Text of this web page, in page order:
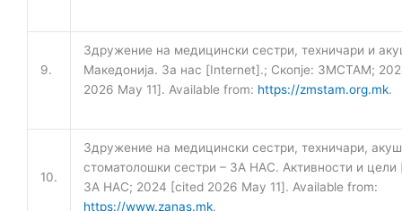
9.
Здружение на медицински сестри, техничари и
Македонија. За нас [Internet].; Скопје: ЗМСТАМ;
2026 May 11]. Available from: https://zmstam.org.mk.
10.
Здружение на медицински сестри, техничари,
стоматолошки сестри – ЗА НАС. Активности и
ЗА НАС; 2024 [cited 2026 May 11]. Available from:
https://www.zanas.mk.